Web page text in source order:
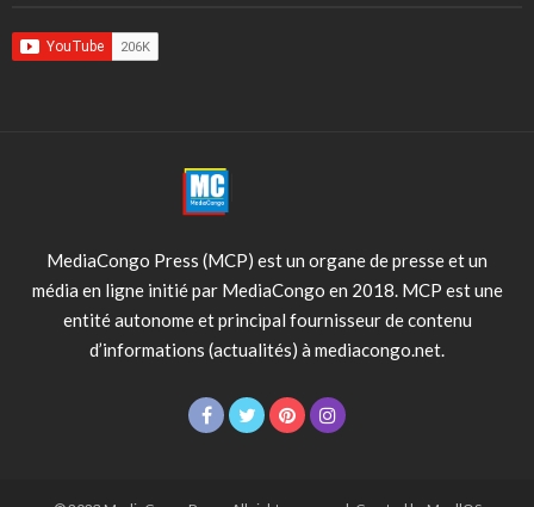
MediaCongo Press (MCP) est un organe de presse et un
média en ligne initié par MediaCongo en 2018. MCP est une
entité autonome et principal fournisseur de contenu
d’informations (actualités) à mediacongo.net.